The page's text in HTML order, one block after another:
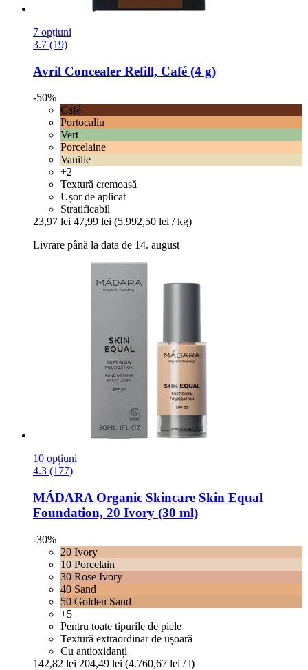
7 opțiuni
3.7 (19)
Avril Concealer Refill, Café (4 g)
-50%
Café
Portocaliu
Vert
Porcelaine
Vanilie
+2
Textură cremoasă
Ușor de aplicat
Stratificabil
23,97 lei 47,99 lei (5.992,50 lei / kg)
Livrare până la data de 14. august
10 opțiuni
4.3 (177)
MÁDARA Organic Skincare Skin Equal
Foundation, 20 Ivory (30 ml)
-30%
20 Ivory
10 Porcelain
30 Rose Ivory
40 Sand
50 Golden Sand
+5
Pentru toate tipurile de piele
Textură extraordinar de ușoară
Cu antioxidanți
142,82 lei 204,49 lei (4.760,67 lei / l)